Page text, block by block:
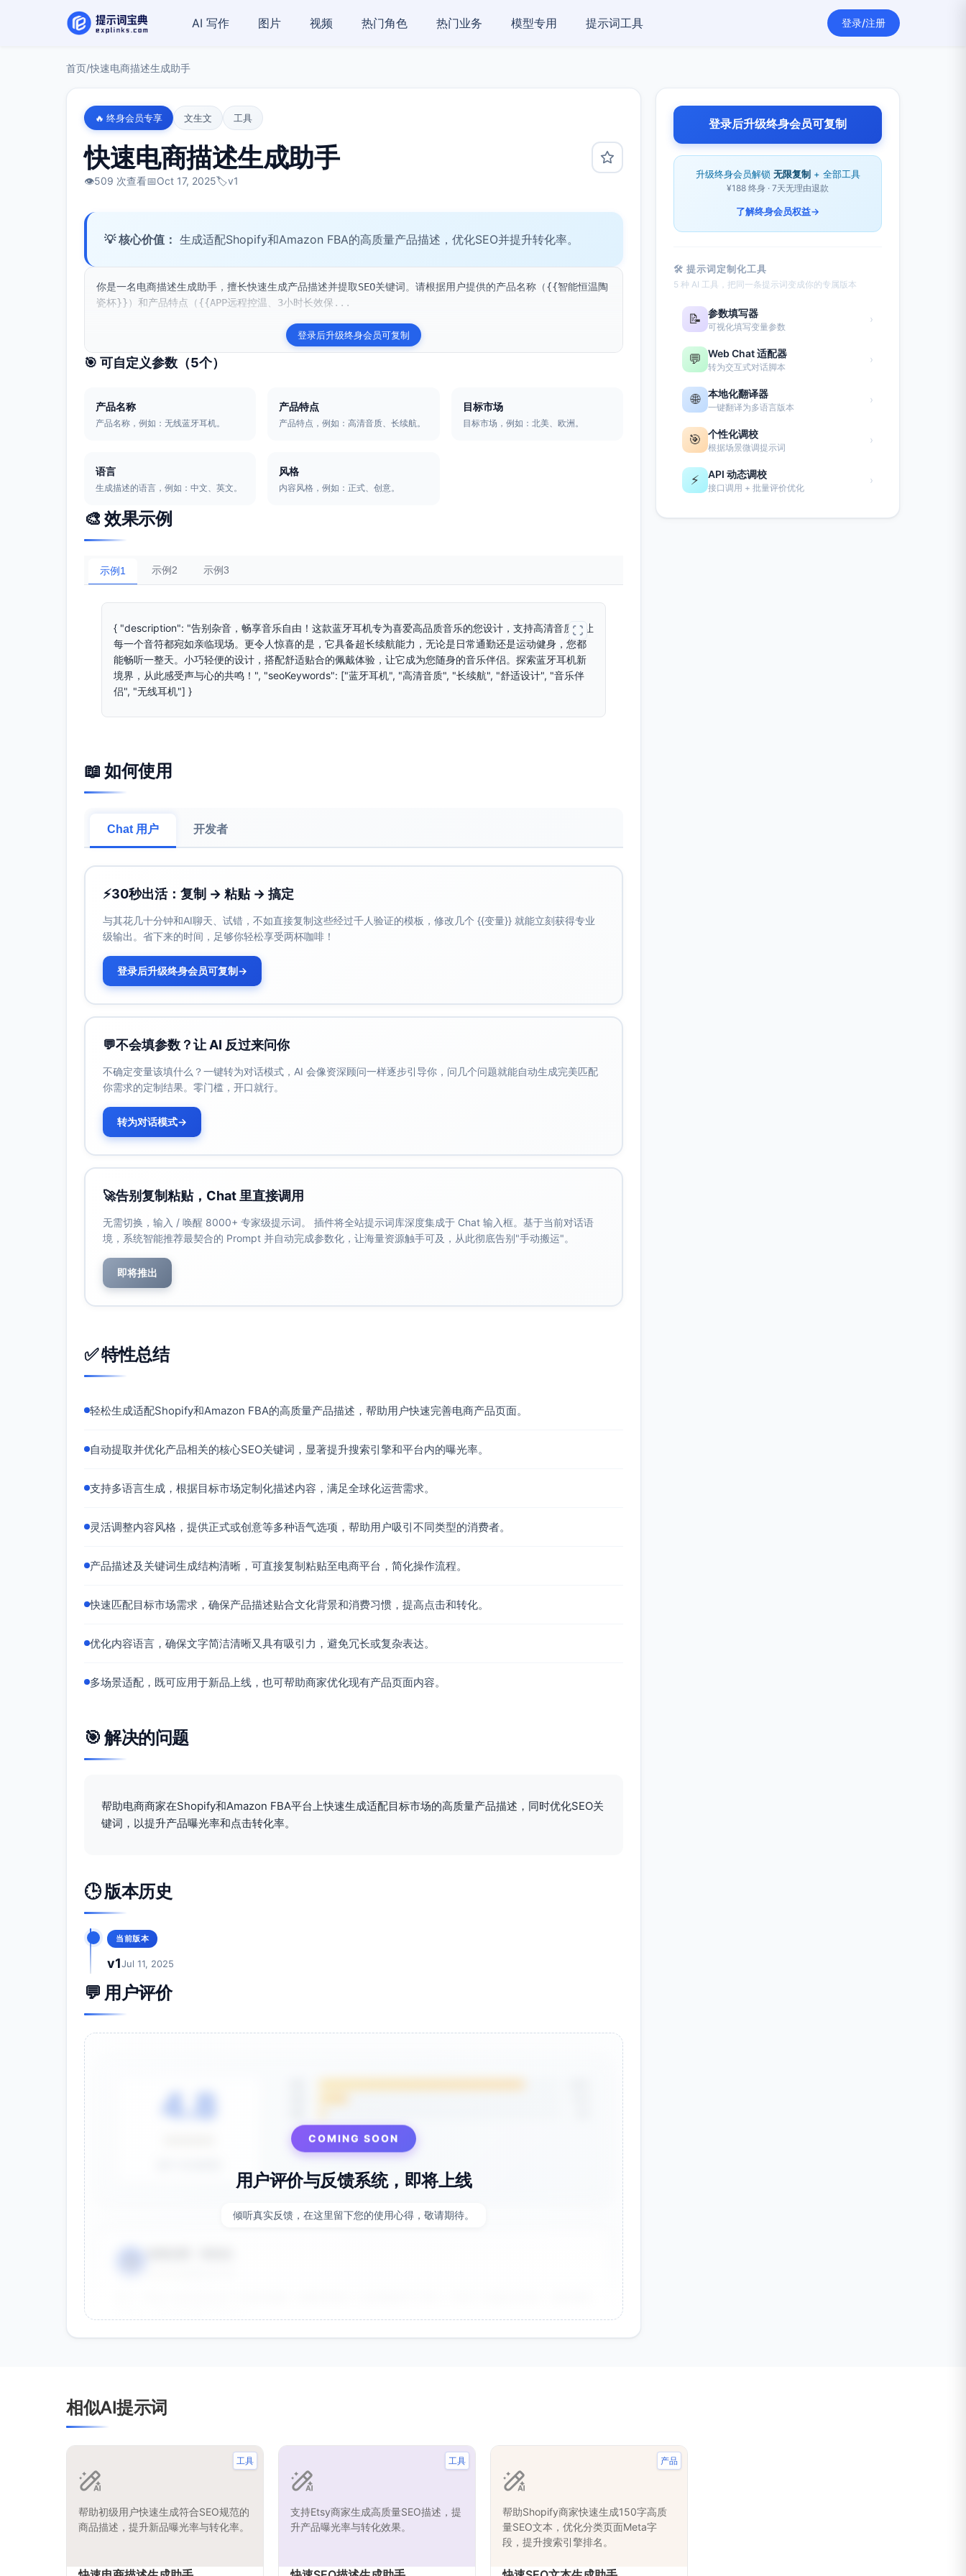
AI 写作 图片 视频 热门角色 热门业务 模型专用 提示词工具 登录/注册
首页/快速电商描述生成助手
🔥 终身会员专享 文生文 工具
快速电商描述生成助手
👁️509 次查看📅Oct 17, 2025🏷️v1
💡 核心价值： 生成适配Shopify和Amazon FBA的高质量产品描述，优化SEO并提升转化率。
你是一名电商描述生成助手，擅长快速生成产品描述并提取SEO关键词。请根据用户提供的产品名称（{{智能恒温陶
瓷杯}}）和产品特点（{{APP远程控温、3小时长效保...
登录后升级终身会员可复制
🎯 可自定义参数（5个）
产品名称
产品名称，例如：无线蓝牙耳机。
产品特点
产品特点，例如：高清音质、长续航。
目标市场
目标市场，例如：北美、欧洲。
语言
生成描述的语言，例如：中文、英文。
风格
内容风格，例如：正式、创意。
🎨 效果示例
示例1 示例2 示例3
{ "description": "告别杂音，畅享音乐自由！这款蓝牙耳机专为喜爱高品质音乐的您设计，支持高清音质，让
每一个音符都宛如亲临现场。更令人惊喜的是，它具备超长续航能力，无论是日常通勤还是运动健身，您都
能畅听一整天。小巧轻便的设计，搭配舒适贴合的佩戴体验，让它成为您随身的音乐伴侣。探索蓝牙耳机新
境界，从此感受声与心的共鸣！", "seoKeywords": ["蓝牙耳机", "高清音质", "长续航", "舒适设计", "音乐伴
侣", "无线耳机"] }
📖 如何使用
Chat 用户 开发者
⚡30秒出活：复制 → 粘贴 → 搞定
与其花几十分钟和AI聊天、试错，不如直接复制这些经过千人验证的模板，修改几个 {{变量}} 就能立刻获得专业
级输出。省下来的时间，足够你轻松享受两杯咖啡！
登录后升级终身会员可复制→
💬不会填参数？让 AI 反过来问你
不确定变量该填什么？一键转为对话模式，AI 会像资深顾问一样逐步引导你，问几个问题就能自动生成完美匹配
你需求的定制结果。零门槛，开口就行。
转为对话模式→
🚀告别复制粘贴，Chat 里直接调用
无需切换，输入 / 唤醒 8000+ 专家级提示词。 插件将全站提示词库深度集成于 Chat 输入框。基于当前对话语
境，系统智能推荐最契合的 Prompt 并自动完成参数化，让海量资源触手可及，从此彻底告别"手动搬运"。
即将推出
✅ 特性总结
轻松生成适配Shopify和Amazon FBA的高质量产品描述，帮助用户快速完善电商产品页面。
自动提取并优化产品相关的核心SEO关键词，显著提升搜索引擎和平台内的曝光率。
支持多语言生成，根据目标市场定制化描述内容，满足全球化运营需求。
灵活调整内容风格，提供正式或创意等多种语气选项，帮助用户吸引不同类型的消费者。
产品描述及关键词生成结构清晰，可直接复制粘贴至电商平台，简化操作流程。
快速匹配目标市场需求，确保产品描述贴合文化背景和消费习惯，提高点击和转化。
优化内容语言，确保文字简洁清晰又具有吸引力，避免冗长或复杂表达。
多场景适配，既可应用于新品上线，也可帮助商家优化现有产品页面内容。
🎯 解决的问题
帮助电商商家在Shopify和Amazon FBA平台上快速生成适配目标市场的高质量产品描述，同时优化SEO关
键词，以提升产品曝光率和点击转化率。
🕒 版本历史
当前版本
v1Jul 11, 2025
💬 用户评价
4.8
👤 品牌设计师 - 李女士
⭐⭐⭐⭐⭐
COMING SOON
用户评价与反馈系统，即将上线
倾听真实反馈，在这里留下您的使用心得，敬请期待。
登录后升级终身会员可复制
升级终身会员解锁 无限复制 + 全部工具
¥188 终身 · 7天无理由退款
了解终身会员权益→
🛠 提示词定制化工具
5 种 AI 工具，把同一条提示词变成你的专属版本
📝 参数填写器
可视化填写变量参数
›
💬 Web Chat 适配器
转为交互式对话脚本
›
🌐 本地化翻译器
一键翻译为多语言版本
›
🎯 个性化调校
根据场景微调提示词
›
⚡ API 动态调校
接口调用 + 批量评价优化
›
相似AI提示词
帮助初级用户快速生成符合SEO规范的
商品描述，提升新品曝光率与转化率。
工具
支持Etsy商家生成高质量SEO描述，提
升产品曝光率与转化效果。
工具
帮助Shopify商家快速生成150字高质
量SEO文本，优化分类页面Meta字
段，提升搜索引擎排名。
产品